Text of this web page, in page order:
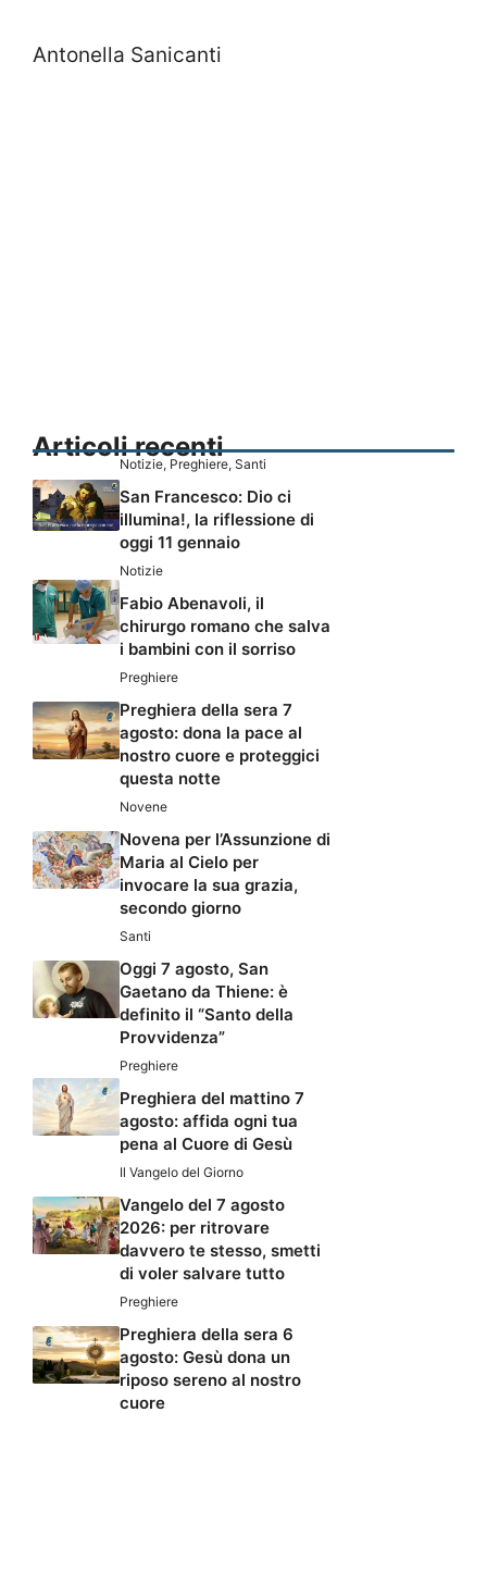
Antonella Sanicanti
Articoli recenti
Notizie, Preghiere, Santi
San Francesco: Dio ci
illumina!, la riflessione di
oggi 11 gennaio
Notizie
Fabio Abenavoli, il
chirurgo romano che salva
i bambini con il sorriso
Preghiere
Preghiera della sera 7
agosto: dona la pace al
nostro cuore e proteggici
questa notte
Novene
Novena per l’Assunzione di
Maria al Cielo per
invocare la sua grazia,
secondo giorno
Santi
Oggi 7 agosto, San
Gaetano da Thiene: è
definito il “Santo della
Provvidenza”
Preghiere
Preghiera del mattino 7
agosto: affida ogni tua
pena al Cuore di Gesù
Il Vangelo del Giorno
Vangelo del 7 agosto
2026: per ritrovare
davvero te stesso, smetti
di voler salvare tutto
Preghiere
Preghiera della sera 6
agosto: Gesù dona un
riposo sereno al nostro
cuore